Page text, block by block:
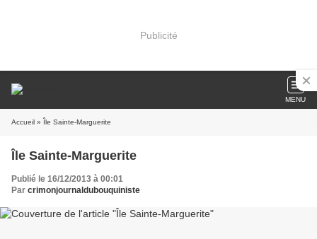
Publicité
MENU
Accueil » Île Sainte-Marguerite
Île Sainte-Marguerite
Publié le 16/12/2013 à 00:01
Par crimonjournaldubouquiniste